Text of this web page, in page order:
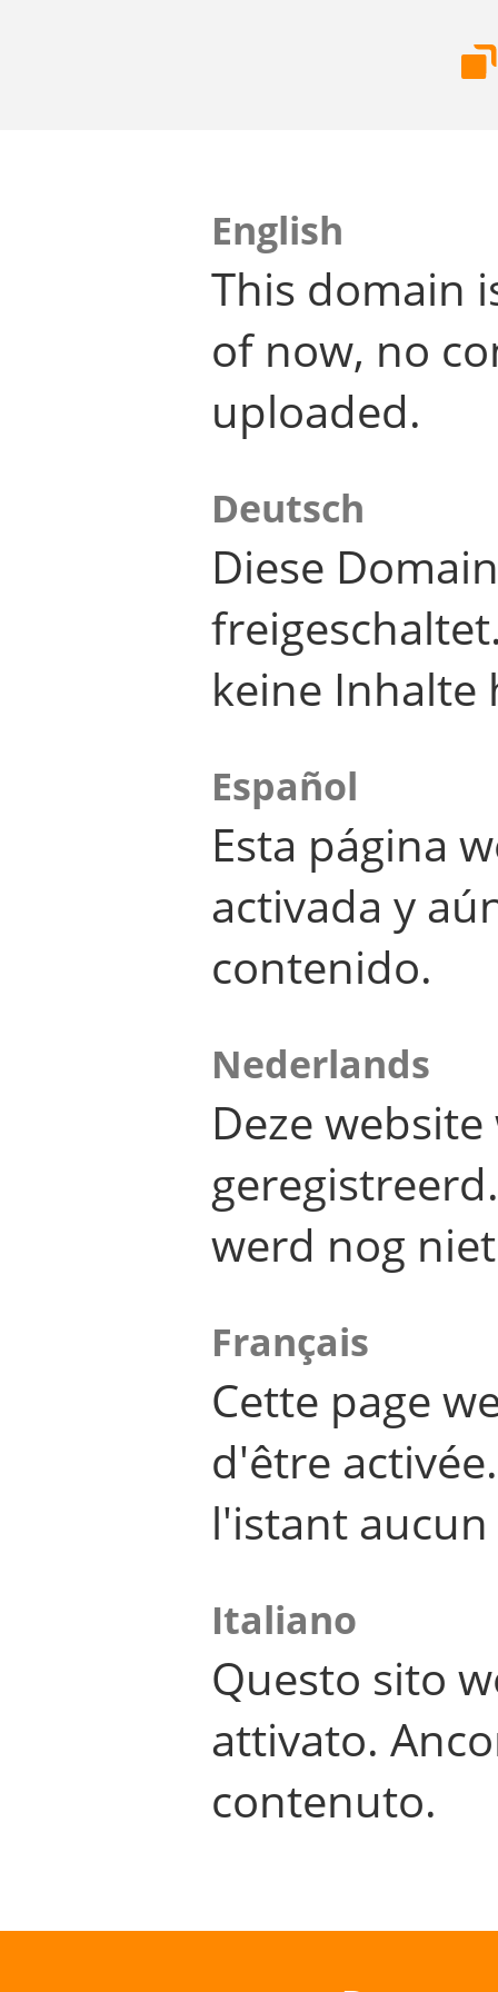
English
This domain
of now, no
uploaded.
Deutsch
Diese
keine Inhalte
Español
Esta página
activada y
contenido.
Nederlands
Deze
werd nog
Français
Cette page
d'être
l'istant
Italiano
Questo sito
attivato.
contenuto.